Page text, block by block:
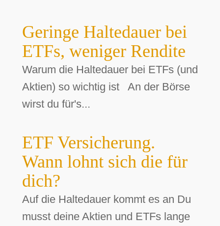
Geringe Haltedauer bei
ETFs, weniger Rendite
Warum die Haltedauer bei ETFs (und
Aktien) so wichtig ist An der Börse
wirst du für's...
ETF Versicherung.
Wann lohnt sich die für
dich?
Auf die Haltedauer kommt es an Du
musst deine Aktien und ETFs lange